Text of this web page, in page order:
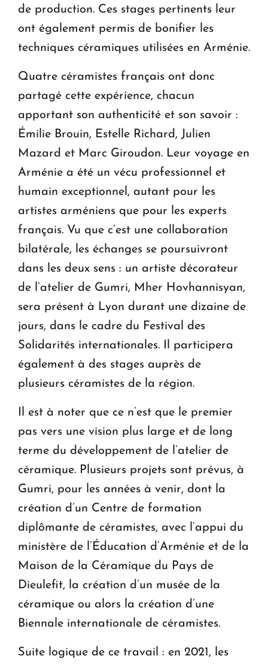
de production. Ces stages pertinents leur
ont également permis de bonifier les
techniques céramiques utilisées en Arménie.
Quatre céramistes français ont donc
partagé cette expérience, chacun
apportant son authenticité et son savoir :
Émilie Brouin, Estelle Richard, Julien
Mazard et Marc Giroudon. Leur voyage en
Arménie a été un vécu professionnel et
humain exceptionnel, autant pour les
artistes arméniens que pour les experts
français. Vu que c’est une collaboration
bilatérale, les échanges se poursuivront
dans les deux sens : un artiste décorateur
de l’atelier de Gumri, Mher Hovhannisyan,
sera présent à Lyon durant une dizaine de
jours, dans le cadre du Festival des
Solidarités internationales. Il participera
également à des stages auprès de
plusieurs céramistes de la région.
Il est à noter que ce n’est que le premier
pas vers une vision plus large et de long
terme du développement de l’atelier de
céramique. Plusieurs projets sont prévus, à
Gumri, pour les années à venir, dont la
création d’un Centre de formation
diplômante de céramistes, avec l’appui du
ministère de l’Éducation d’Arménie et de la
Maison de la Céramique du Pays de
Dieulefit, la création d’un musée de la
céramique ou alors la création d’une
Biennale internationale de céramistes.
Suite logique de ce travail : en 2021, les